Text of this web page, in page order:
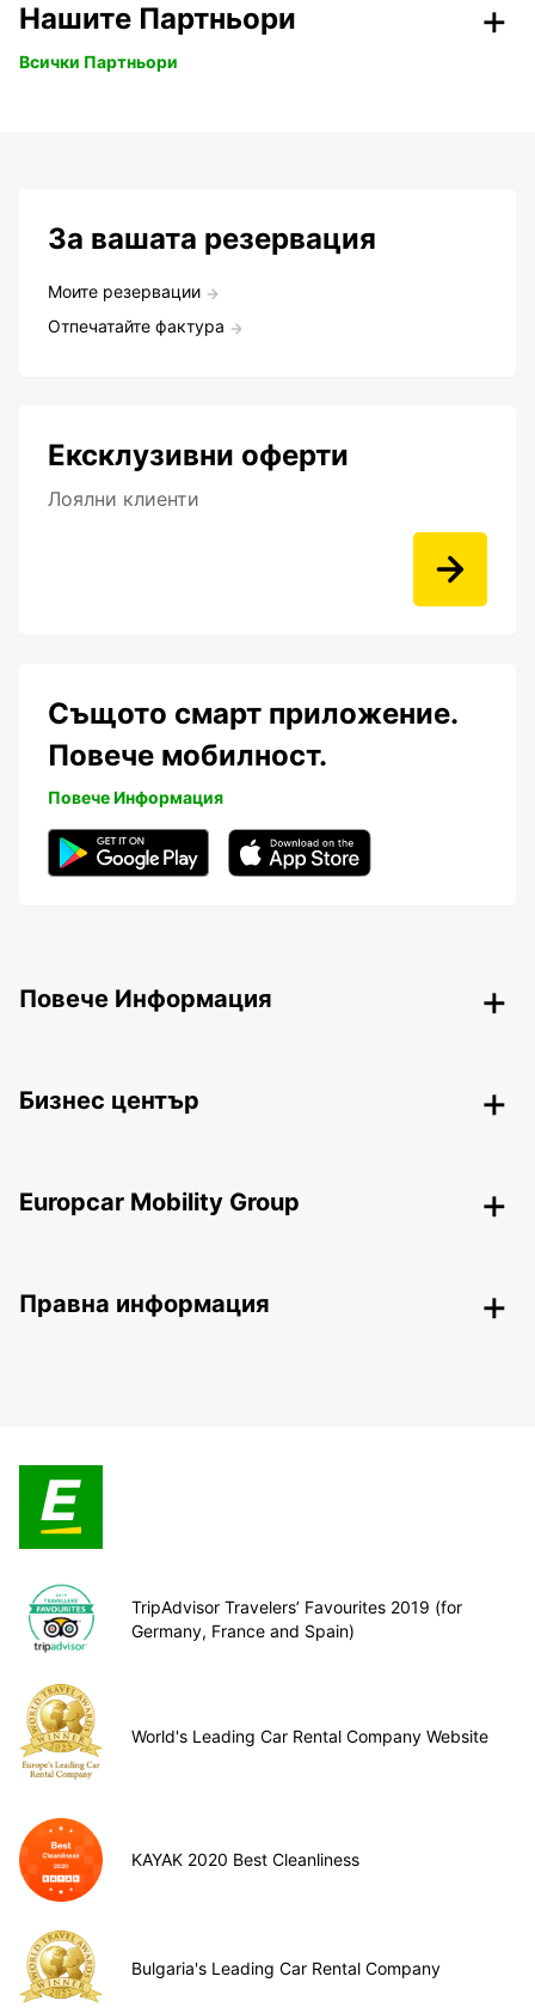
Нашите Партньори
Всички Партньори
За вашата резервация
Моите резервации
Отпечатайте фактура
Ексклузивни оферти
Лоялни клиенти
Същото смарт приложение.
Повече мобилност.
Повече Информация
Повече Информация
Бизнес център
Europcar Mobility Group
Правна информация
TripAdvisor Travelers’ Favourites 2019 (for
Germany, France and Spain)
World's Leading Car Rental Company Website
KAYAK 2020 Best Cleanliness
Bulgaria's Leading Car Rental Company